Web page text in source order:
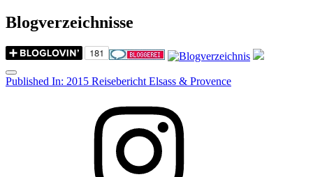
Blogverzeichnisse
Menu
Post
Published In: 2015 Reisebericht Elsass & Provence